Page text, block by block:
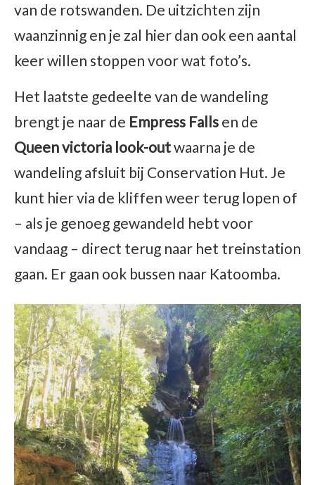
van de rotswanden. De uitzichten zijn
waanzinnig en je zal hier dan ook een aantal
keer willen stoppen voor wat foto’s.
Het laatste gedeelte van de wandeling
brengt je naar de Empress Falls en de
Queen victoria look-outwaarna je de
wandeling afsluit bij Conservation Hut. Je
kunt hier via de kliffen weer terug lopen of
– als je genoeg gewandeld hebt voor
vandaag – direct terug naar het treinstation
gaan. Er gaan ook bussen naar Katoomba.